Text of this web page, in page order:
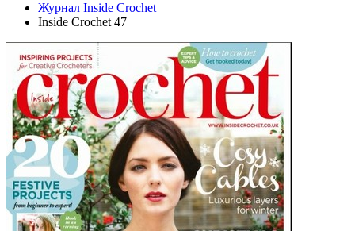
Журнал Inside Crochet
Inside Crochet 47